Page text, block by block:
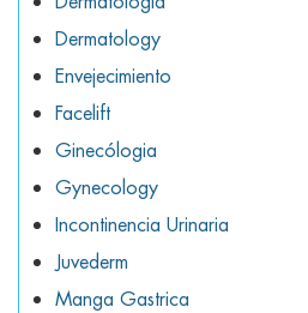
Dermatology
Envejecimiento
Facelift
Ginecólogia
Gynecology
Incontinencia Urinaria
Juvederm
Manga Gastrica